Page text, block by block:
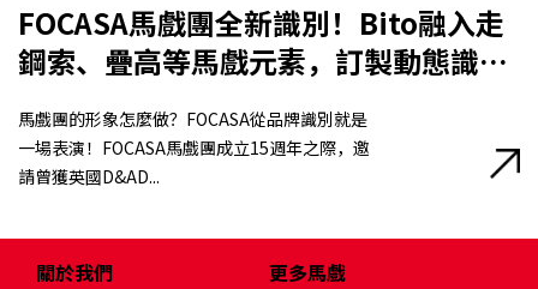
FOCASA馬戲團全新識別！Bito融入走
鋼索、疊高等馬戲元素，訂製動態識別
馬戲團的形象怎麼做？FOCASA從品牌識別就是
一場表演！FOCASA馬戲團成立15週年之際，邀
請曾獲英國D&AD...
關於我們 更多馬戲